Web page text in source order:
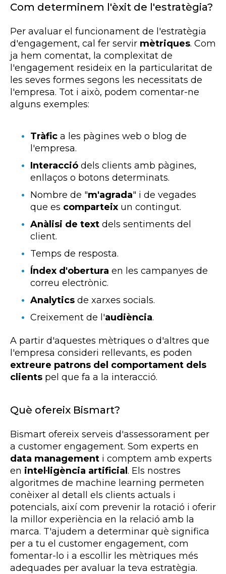
Com determinem l'èxit de l'estratègia?
Per avaluar el funcionament de l'estratègia
d'engagement, cal fer servir mètriques. Com
ja hem comentat, la complexitat de
l'engagement resideix en la particularitat de
les seves formes segons les necessitats de
l'empresa. Tot i això, podem comentar-ne
alguns exemples:
Tràfic a les pàgines web o blog de
l'empresa.
Interacció dels clients amb pàgines,
enllaços o botons determinats.
Nombre de "m'agrada" i de vegades
que es comparteix un contingut.
Anàlisi de text dels sentiments del
client.
Temps de resposta.
Índex d'obertura en les campanyes de
correu electrònic.
Analytics de xarxes socials.
Creixement de l'audiència.
A partir d'aquestes mètriques o d'altres que
l'empresa consideri rellevants, es poden
extreure patrons del comportament dels
clients pel que fa a la interacció.
Què ofereix Bismart?
Bismart ofereix serveis d'assessorament per
a customer engagement. Som experts en
data management i comptem amb experts
en intel·ligència artificial . Els nostres
algoritmes de machine learning permeten
conèixer al detall els clients actuals i
potencials, així com prevenir la rotació i oferir
la millor experiència en la relació amb la
marca. T'ajudem a determinar què significa
per a tu el customer engagement, com
fomentar-lo i a escollir les mètriques més
adequades per avaluar la teva estratègia.